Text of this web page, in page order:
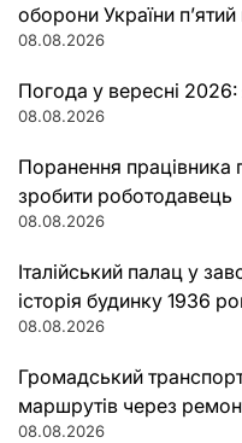
оборони України п’ятий
08.08.2026
Погода у вересні 2026:
08.08.2026
Поранення працівника
зробити роботодавець
08.08.2026
Італійський палац у
історія будинку 1936
08.08.2026
Громадський
маршрутів через
08.08.2026